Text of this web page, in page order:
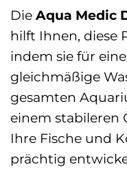
Die Aqua Medic
hilft Ihnen, diese
indem sie für
gleichmäßige
gesamten
einem stabileren
Ihre Fische und
prächtig